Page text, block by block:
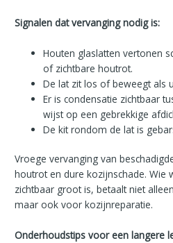
Signalen dat vervanging nodig is:
Houten glaslatten vertonen
of zichtbare houtrot.
De lat zit los of beweegt als
Er is condensatie zichtbaar
wijst op een gebrekkige
De kit rondom de lat is
Vroege vervanging van
houtrot en dure kozijnschade. Wie
zichtbaar groot is, betaalt niet
maar ook voor kozijnreparatie.
Onderhoudstips voor een langere